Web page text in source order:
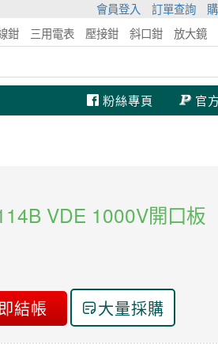
會員登入 訂單查詢
鉗 三用電表 壓接鉗 斜口鉗 放大鏡
官
粉絲專頁
VDE 1000V開口板
結帳 大量採購